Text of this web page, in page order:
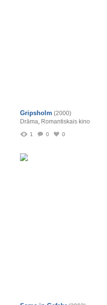
Gripsholm (2000)
Drāma, Romantiskais kino
1 0 0